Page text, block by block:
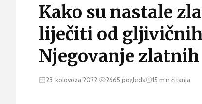
Kako su nastale
liječiti od gljivičnih
Njegovanje
23. kolovoza 2022. 2665 pogleda 15 min čitanja